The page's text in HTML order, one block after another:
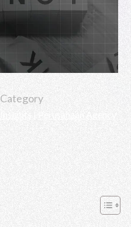
Category